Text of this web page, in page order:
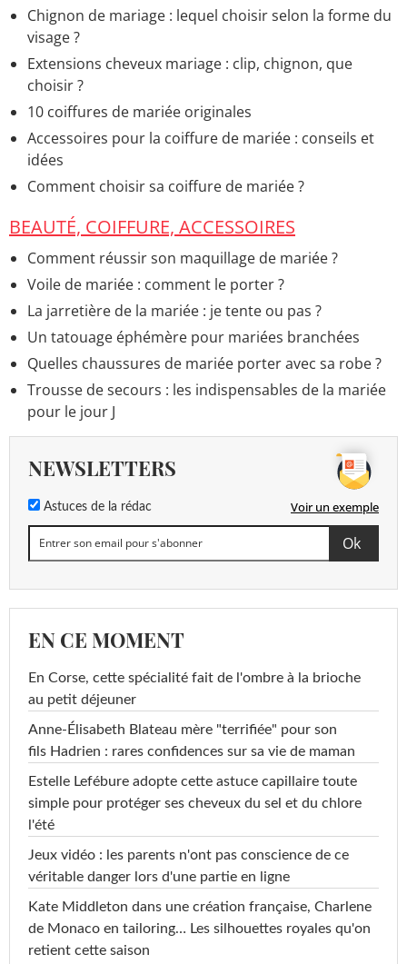
Chignon de mariage : lequel choisir selon la forme du
visage ?
Extensions cheveux mariage : clip, chignon, que
choisir ?
10 coiffures de mariée originales
Accessoires pour la coiffure de mariée : conseils et
idées
Comment choisir sa coiffure de mariée ?
BEAUTÉ, COIFFURE, ACCESSOIRES
Comment réussir son maquillage de mariée ?
Voile de mariée : comment le porter ?
La jarretière de la mariée : je tente ou pas ?
Un tatouage éphémère pour mariées branchées
Quelles chaussures de mariée porter avec sa robe ?
Trousse de secours : les indispensables de la mariée
pour le jour J
NEWSLETTERS
Astuces de la rédac Voir un exemple
EN CE MOMENT
En Corse, cette spécialité fait de l'ombre à la brioche
au petit déjeuner
Anne-Élisabeth Blateau mère "terrifiée" pour son
fils Hadrien : rares confidences sur sa vie de maman
Estelle Lefébure adopte cette astuce capillaire toute
simple pour protéger ses cheveux du sel et du chlore
l'été
Jeux vidéo : les parents n'ont pas conscience de ce
véritable danger lors d'une partie en ligne
Kate Middleton dans une création française, Charlene
de Monaco en tailoring… Les silhouettes royales qu'on
retient cette saison